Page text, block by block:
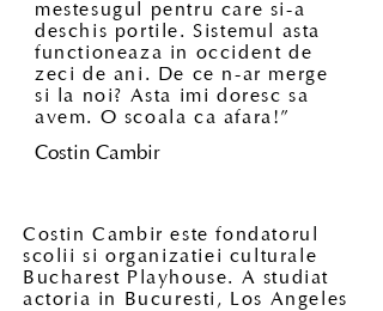
mestesugul pentru care si-a
deschis portile. Sistemul asta
functioneaza in occident de
zeci de ani. De ce n-ar merge
si la noi? Asta imi doresc sa
avem. O scoala ca afara!”
Costin Cambir
Costin Cambir este fondatorul
scolii si organizatiei culturale
Bucharest Playhouse. A studiat
actoria in Bucuresti, Los Angeles